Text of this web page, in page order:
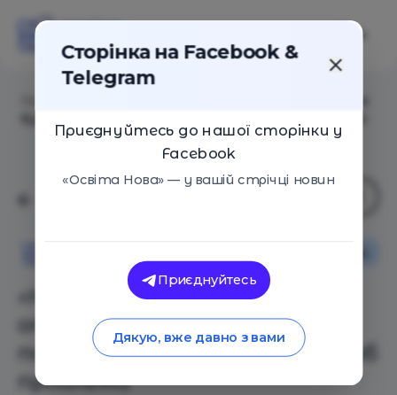
«На місці жертви може
опинитися будь-хто»:
психолог про булінг і масштаб
проблеми
Сторінка на Facebook &
Telegram
Приєднуйтесь до нашої сторінки у
Facebook
«Освіта Нова» — у вашій стрічці новин
Приєднуйтесь
Дякую, вже давно з вами